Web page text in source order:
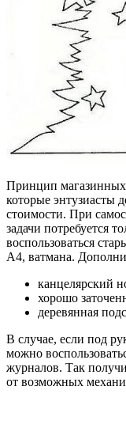
Принцип магазинных
которые энтузиасты
стоимости. При
задачи потребуется
воспользоваться
А4, ватмана.
канцелярский
хорошо
деревянная
В случае, если под
можно
журналов. Так
от возможных